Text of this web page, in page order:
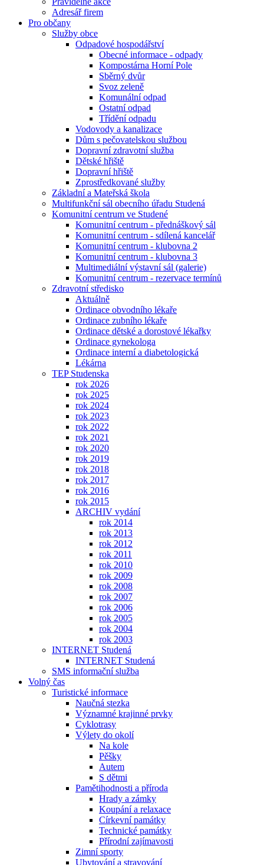
Adresář firem
Pro občany
Služby obce
Odpadové hospodářství
Obecné informace - odpady
Kompostárna Horní Pole
Sběrný dvůr
Svoz zeleně
Komunální odpad
Ostatní odpad
Třídění odpadu
Vodovody a kanalizace
Dům s pečovatelskou službou
Dopravní zdravotní služba
Dětské hřiště
Dopravní hřiště
Zprostředkované služby
Základní a Mateřská škola
Multifunkční sál obecního úřadu Studená
Komunitní centrum ve Studené
Komunitní centrum - přednáškový sál
Komunitní centrum - sdílená kancelář
Komunitní centrum - klubovna 2
Komunitní centrum - klubovna 3
Multimediální výstavní sál (galerie)
Komunitní centrum - rezervace termínů
Zdravotní středisko
Aktuálně
Ordinace obvodního lékaře
Ordinace zubního lékaře
Ordinace dětské a dorostové lékařky
Ordinace gynekologa
Ordinace interní a diabetologická
Lékárna
TEP Studenska
rok 2026
rok 2025
rok 2024
rok 2023
rok 2022
rok 2021
rok 2020
rok 2019
rok 2018
rok 2017
rok 2016
rok 2015
ARCHIV vydání
rok 2014
rok 2013
rok 2012
rok 2011
rok 2010
rok 2009
rok 2008
rok 2007
rok 2006
rok 2005
rok 2004
rok 2003
INTERNET Studená
INTERNET Studená
SMS informační služba
Volný čas
Turistické informace
Naučná stezka
Významné krajinné prvky
Cyklotrasy
Výlety do okolí
Na kole
Pěšky
Autem
S dětmi
Pamětihodnosti a příroda
Hrady a zámky
Koupání a relaxace
Církevní památky
Technické památky
Přírodní zajímavosti
Zimní sporty
Ubytování a stravování